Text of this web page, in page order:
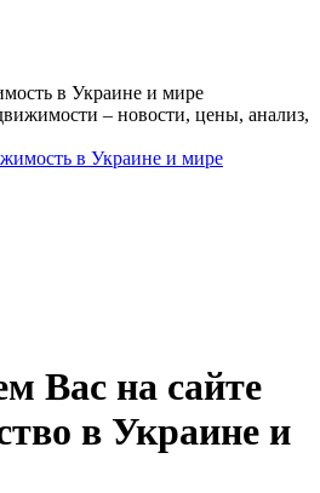
в Украине и мире
– новости, цены, анализ,
Вас на сайте
в Украине и